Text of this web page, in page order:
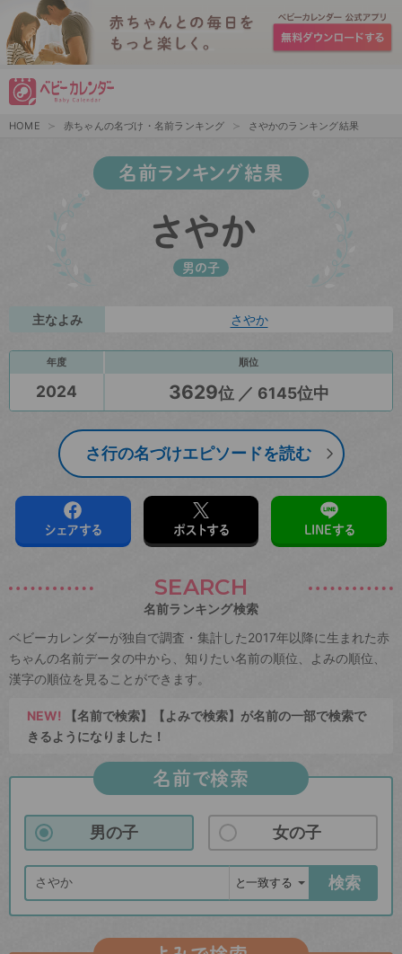
HOME 赤ちゃんの名づけ・名前ランキング さやかのランキング結果
名前ランキング結果
さやか
男の子
主なよみ さやか
年度 順位
2024 3629位 ／ 6145位中
さ行の名づけエピソードを読む
シェアする ポストする LINEする
SEARCH
名前ランキング検索
ベビーカレンダーが独自で調査・集計した2017年以降に生まれた赤
ちゃんの名前データの中から、知りたい名前の順位、よみの順位、
漢字の順位を見ることができます。
NEW! 【名前で検索】【よみで検索】が名前の一部で検索で
きるようになりました！
名前で検索
男の子 女の子
検索